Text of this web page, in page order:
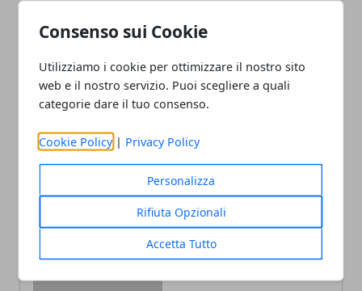
Consenso sui Cookie
Utilizziamo i cookie per ottimizzare il nostro sito
web e il nostro servizio. Puoi scegliere a quali
categorie dare il tuo consenso.
Cookie Policy | Privacy Policy
Personalizza
Rifiuta Opzionali
Accetta Tutto
Facebook
Twitter Whatsapp
Articolo Precedente
Quali sono i vantaggi e le
opportunità della carta di
credito per i privati?
Nuove speranze per i